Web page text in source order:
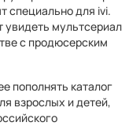
специально для ivi.
увидеть мультсериал
с продюсерским
пополнять каталог
взрослых и детей,